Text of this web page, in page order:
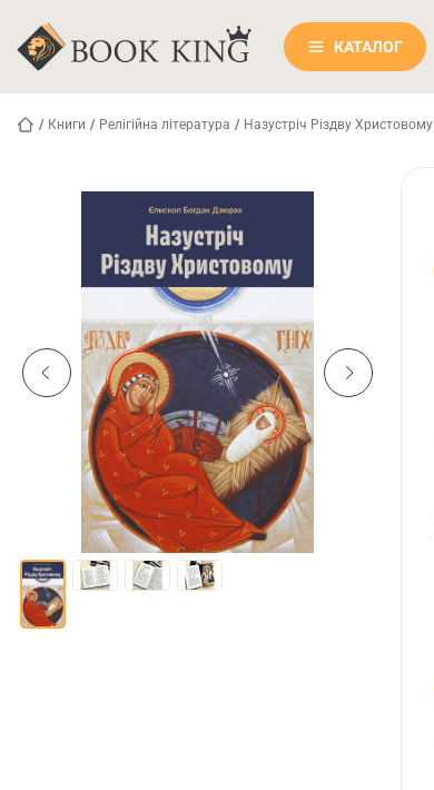
КАТАЛОГ
/ Книги / Релігійна література / Назустріч Різдву Христовому